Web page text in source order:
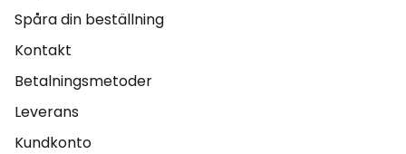
Spåra din beställning
Kontakt
Betalningsmetoder
Leverans
Kundkonto